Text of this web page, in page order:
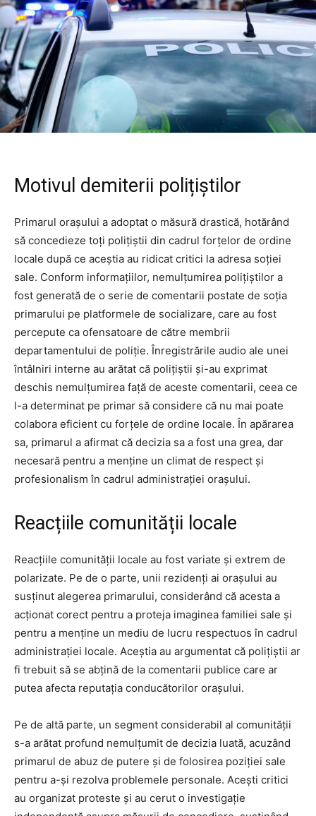
Motivul demiterii polițiștilor
Primarul orașului a adoptat o măsură drastică, hotărând
să concedieze toți polițiștii din cadrul forțelor de ordine
locale după ce aceștia au ridicat critici la adresa soției
sale. Conform informațiilor, nemulțumirea polițiștilor a
fost generată de o serie de comentarii postate de soția
primarului pe platformele de socializare, care au fost
percepute ca ofensatoare de către membrii
departamentului de poliție. Înregistrările audio ale unei
întâlniri interne au arătat că polițiștii și-au exprimat
deschis nemulțumirea față de aceste comentarii, ceea ce
l-a determinat pe primar să considere că nu mai poate
colabora eficient cu forțele de ordine locale. În apărarea
sa, primarul a afirmat că decizia sa a fost una grea, dar
necesară pentru a menține un climat de respect și
profesionalism în cadrul administrației orașului.
Reacțiile comunității locale
Reacțiile comunității locale au fost variate și extrem de
polarizate. Pe de o parte, unii rezidenți ai orașului au
susținut alegerea primarului, considerând că acesta a
acționat corect pentru a proteja imaginea familiei sale și
pentru a menține un mediu de lucru respectuos în cadrul
administrației locale. Aceștia au argumentat că polițiștii ar
fi trebuit să se abțină de la comentarii publice care ar
putea afecta reputația conducătorilor orașului.
Pe de altă parte, un segment considerabil al comunității
s-a arătat profund nemulțumit de decizia luată, acuzând
primarul de abuz de putere și de folosirea poziției sale
pentru a-și rezolva problemele personale. Acești critici
au organizat proteste și au cerut o investigație